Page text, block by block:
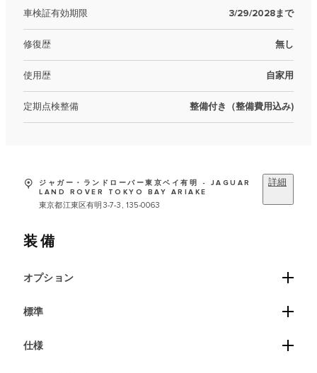
車検証有効期限 3/29/2028まで
修復歴 無し
使用歴 自家用
定期点検整備 整備付き（整備費用込み)
ジャガー・ランドローバー東京ベイ有明 - JAGUAR
LAND ROVER TOKYO BAY ARIAKE
東京都江東区有明3-7-3, 135-0063
詳細
装備
オプション
標準
仕様